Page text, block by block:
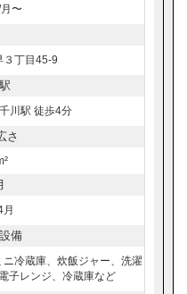
〜
３丁目45-9
川駅 徒歩4分
さ
備
冷蔵庫、炊飯ジャー、洗濯
子レンジ、冷蔵庫など